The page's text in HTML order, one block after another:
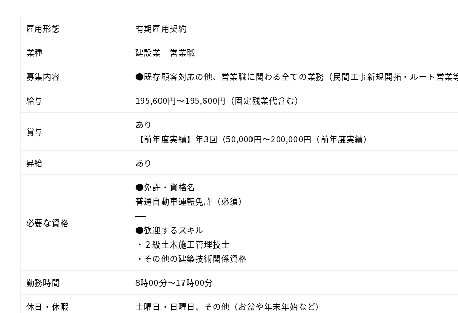
雇用形態
有期雇用契約
業種
建設業 営業職
募集内容
●既存顧客対応の他、営業職に関わる全ての業務（民間工事新規開拓・ルート営業
給与
195,600円〜195,600円（固定残業代含む）
賞与
あり
【前年度実績】年3回（50,000円〜200,000円（前年度実績）
昇給
あり
必要な資格
●免許・資格名
普通自動車運転免許（必須）
—-
●歓迎するスキル
・２級土木施工管理技士
・その他の建築技術関係資格
勤務時間
8時00分〜17時00分
休日・休暇
土曜日・日曜日、その他（お盆や年末年始など）